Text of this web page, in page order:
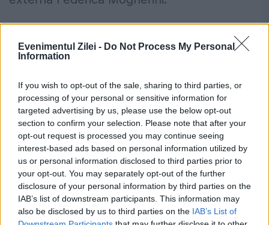
Evenimentul Zilei - Do Not Process My Personal
Information
If you wish to opt-out of the sale, sharing to third parties, or
processing of your personal or sensitive information for
targeted advertising by us, please use the below opt-out
section to confirm your selection. Please note that after your
opt-out request is processed you may continue seeing
interest-based ads based on personal information utilized by
us or personal information disclosed to third parties prior to
your opt-out. You may separately opt-out of the further
disclosure of your personal information by third parties on the
IAB’s list of downstream participants. This information may
also be disclosed by us to third parties on the IAB’s List of
România, în pericol de blackout? Expert
în energie: „Trebuie să accelerăm cât se
Cum verifici dacă ai datorii la Primărie?
Metoda prin care afli online dacă ai
restanțe la taxe și impozite
Danut Pop Klaus Iohannis nato